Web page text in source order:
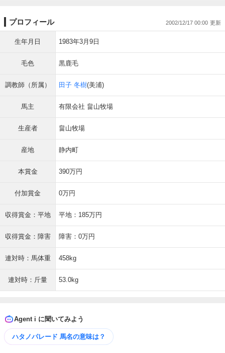
プロフィール 2002/12/17 00:00
生年月日 1983年3月9日
毛色 黒鹿毛
調教師（所属） 田子 冬樹(美浦)
馬主 有限会社 畠山牧場
生産者 畠山牧場
産地 静内町
本賞金 390万円
付加賞金 0万円
収得賞金：平地 平地：185万円
収得賞金：障害 障害：0万円
連対時：馬体重 458kg
連対時：斤量 53.0kg
Agent i に聞いてみよう
ハタノパレード 馬名の意味は？